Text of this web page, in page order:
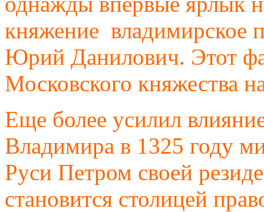
княжение владимирское
Юрий Данилович. Этот
Московского княжества
Еще более усилил
Владимира в 1325 году
Руси Петром своей
становится столицей